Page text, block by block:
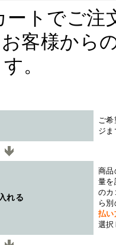
ートでご
客様から
。
ご
ジ
れる
商品
量を
のカ
ら
払
選択